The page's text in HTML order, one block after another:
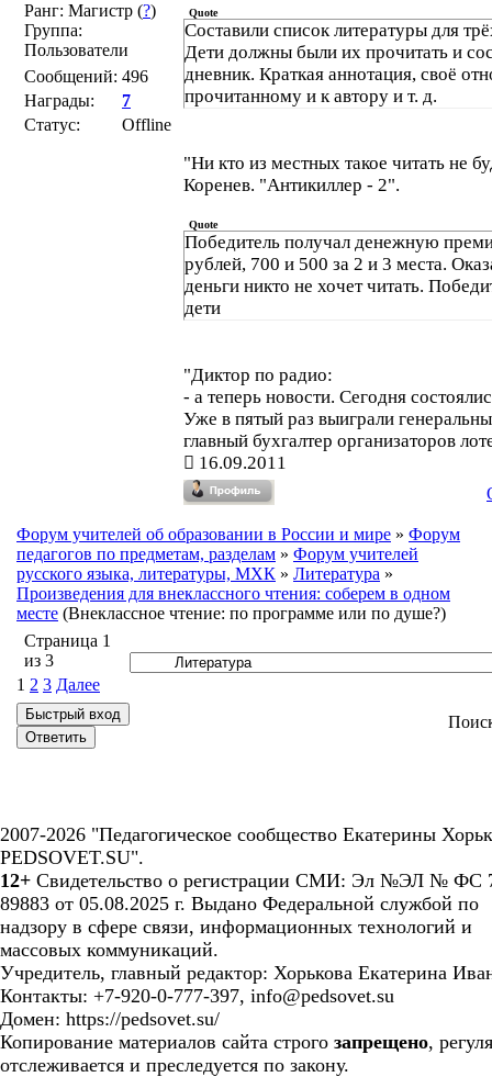
Ранг: Магистр (?)
Группа:
Пользователи
Сообщений: 496
Награды:
7
Статус:
Offline
Quote
Составили список литературы для
Дети должны были их прочитать и
дневник. Краткая аннотация, своё
прочитанному и к автору и т. д.
"Ни кто из местных такое читать не
Коренев. "Антикиллер - 2".
Quote
Победитель получал денежную
рублей, 700 и 500 за 2 и 3 места.
деньги никто не хочет читать.
дети
"Диктор по радио:
- а теперь новости. Сегодня
Уже в пятый раз выиграли
главный бухгалтер организаторов
16.09.2011
Форум учителей об образовании в России и мире » Форум
педагогов по предметам, разделам » Форум учителей
русского языка, литературы, МХК » Литература »
Произведения для внеклассного чтения: соберем в одном
месте (Внеклассное чтение: по программе или по душе?)
Страница 1
из 3
1 2 3 Далее
2007-2026 "Педагогическое сообщество Екатерины
PEDSOVET.SU".
12+ Свидетельство о регистрации СМИ: Эл №ЭЛ № ФС
89883 от 05.08.2025 г. Выдано Федеральной службой по
надзору в сфере связи, информационных технологий и
массовых коммуникаций.
Учредитель, главный редактор: Хорькова Екатерина
Контакты: +7-920-0-777-397, info@pedsovet.su
Домен: https://pedsovet.su/
Копирование материалов сайта строго запрещено,
отслеживается и преследуется по закону.